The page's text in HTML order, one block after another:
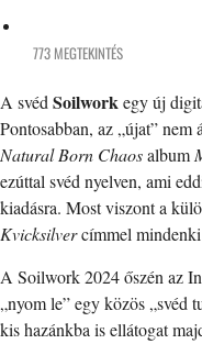
773 MEGTEKINTÉS
A svédSoilworkegy új
Pontosabban, az „újat”
Natural Born Chaosalbum
ezúttal svéd nyelven, ami
kiadásra. Most viszont a
Kvicksilvercímmel
A Soilwork 2024 őszén az
„nyom le” egy közös „svéd
kis hazánkba is ellátogat